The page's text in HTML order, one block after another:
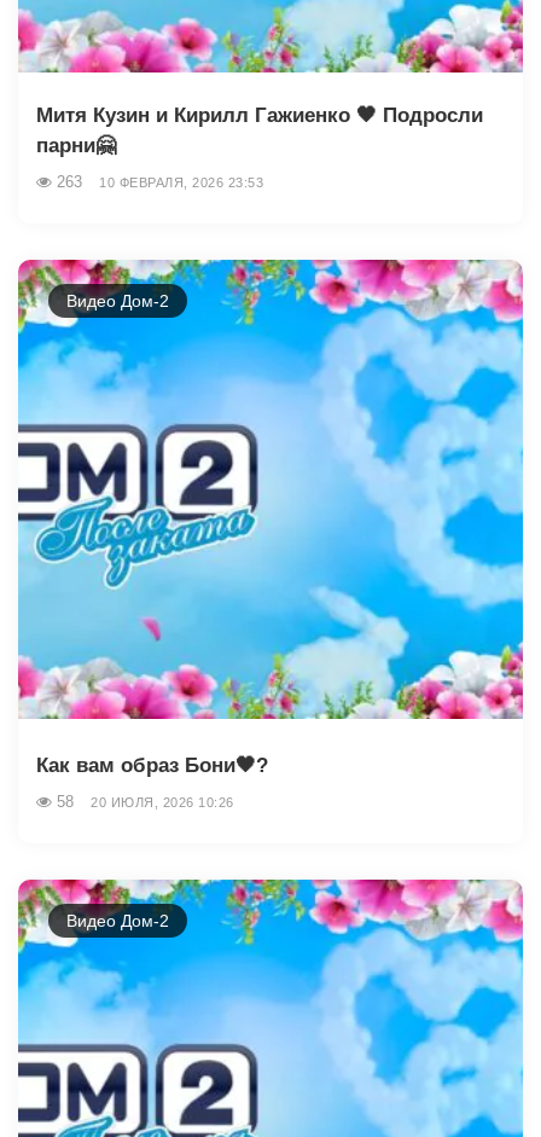
Митя Кузин и Кирилл Гажиенко 🖤 Подросли
парни🤗
263 10 ФЕВРАЛЯ, 2026 23:53
Видео Дом-2
Как вам образ Бони🖤?
58 20 ИЮЛЯ, 2026 10:26
Видео Дом-2